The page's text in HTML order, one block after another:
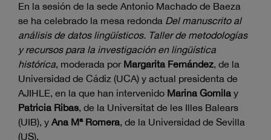
En la sesión de la sede Antonio Machado de Baeza
se ha celebrado la mesa redonda Del manuscrito al
análisis de datos lingüísticos. Taller de metodologías
y recursos para la investigación en lingüística
histórica, moderada por Margarita Fernández, de la
Universidad de Cádiz (UCA) y actual presidenta de
AJIHLE, en la que han intervenido Marina Gomila y
Patricia Ribas, de la Universitat de les Illes Balears
(UIB), y Ana Mª Romera, de la Universidad de Sevilla
(US).